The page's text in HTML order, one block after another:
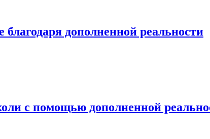
дополненной реальности
с помощью дополненной